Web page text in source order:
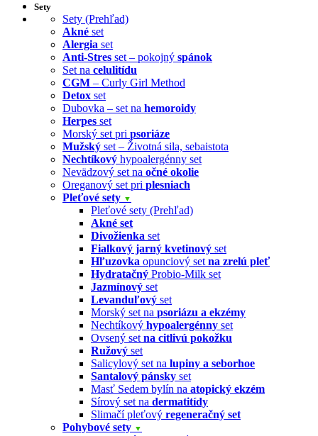
Sety
Sety (Prehľad)
Akné set
Alergia set
Anti-Stres set – pokojný spánok
Set na celulitídu
CGM – Curly Girl Method
Detox set
Dubovka – set na hemoroidy
Herpes set
Morský set pri psoriáze
Mužský set – Životná sila, sebaistota
Nechtíkový hypoalergénny set
Nevädzový set na očné okolie
Oreganový set pri plesniach
Pleťové sety ▼
Pleťové sety (Prehľad)
Akné set
Divožienka set
Fialkový jarný kvetinový set
Hľuzovka opunciový set na zrelú pleť
Hydratačný Probio-Milk set
Jazmínový set
Levanduľový set
Morský set na psoriázu a ekzémy
Nechtíkový hypoalergénny set
Ovsený set na citlivú pokožku
Ružový set
Salicylový set na lupiny a seborhoe
Santalový pánsky set
Masť Sedem bylín na atopický ekzém
Sírový set na dermatitídy
Slimačí pleťový regeneračný set
Pohybové sety ▼